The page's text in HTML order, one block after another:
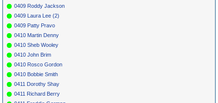
0409 Roddy Jackson
0409 Laura Lee (2)
0409 Patty Pravo
0410 Martin Denny
0410 Sheb Wooley
0410 John Brim
0410 Rosco Gordon
0410 Bobbie Smith
0411 Dorothy Shay
0411 Richard Berry